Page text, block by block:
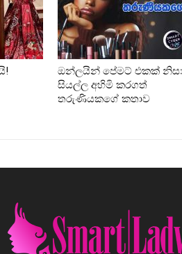
ඔන්ලයින් පේමට් එකක්
සියල්ල අහිමි කරගත්
තරුණියකගේ කතාව